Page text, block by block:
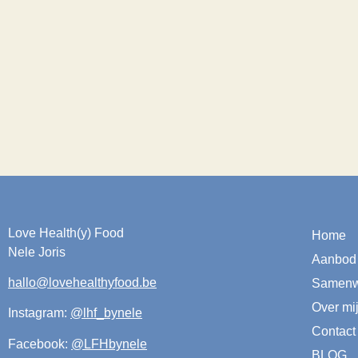
Love Health(y) Food
Nele Joris
hallo@lovehealthyfood.be
Instagram: @lhf_bynele
Facebook: @LFHbynele
Home
Aanbod
Over mij
Contact
BLOG